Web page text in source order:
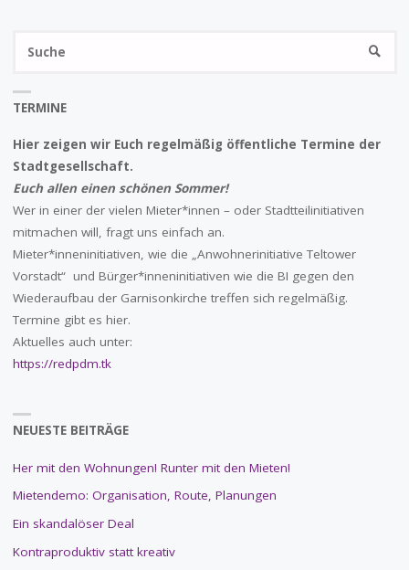
SUCHE
TERMINE
Hier zeigen wir Euch regelmäßig öffentliche Termine der
Stadtgesellschaft.
Euch allen einen schönen Sommer!
Wer in einer der vielen Mieter*innen – oder Stadtteilinitiativen
mitmachen will, fragt uns einfach an.
Mieter*inneninitiativen, wie die „Anwohnerinitiative Teltower
Vorstadt“ und Bürger*inneninitiativen wie die BI gegen den
Wiederaufbau der Garnisonkirche treffen sich regelmäßig.
Termine gibt es hier.
Aktuelles auch unter:
https://redpdm.tk
NEUESTE BEITRÄGE
Her mit den Wohnungen! Runter mit den Mieten!
Mietendemo: Organisation, Route, Planungen
Ein skandalöser Deal
Kontraproduktiv statt kreativ